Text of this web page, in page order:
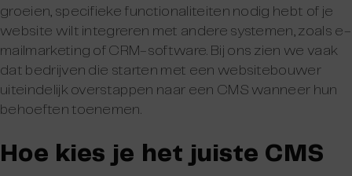
groeien, specifieke functionaliteiten nodig hebt of je
website wilt integreren met andere systemen, zoals e-
mailmarketing of CRM-software. Bij ons zien we vaak
dat bedrijven die starten met een websitebouwer
uiteindelijk overstappen naar een CMS wanneer hun
behoeften toenemen.
Hoe kies je het juiste CMS